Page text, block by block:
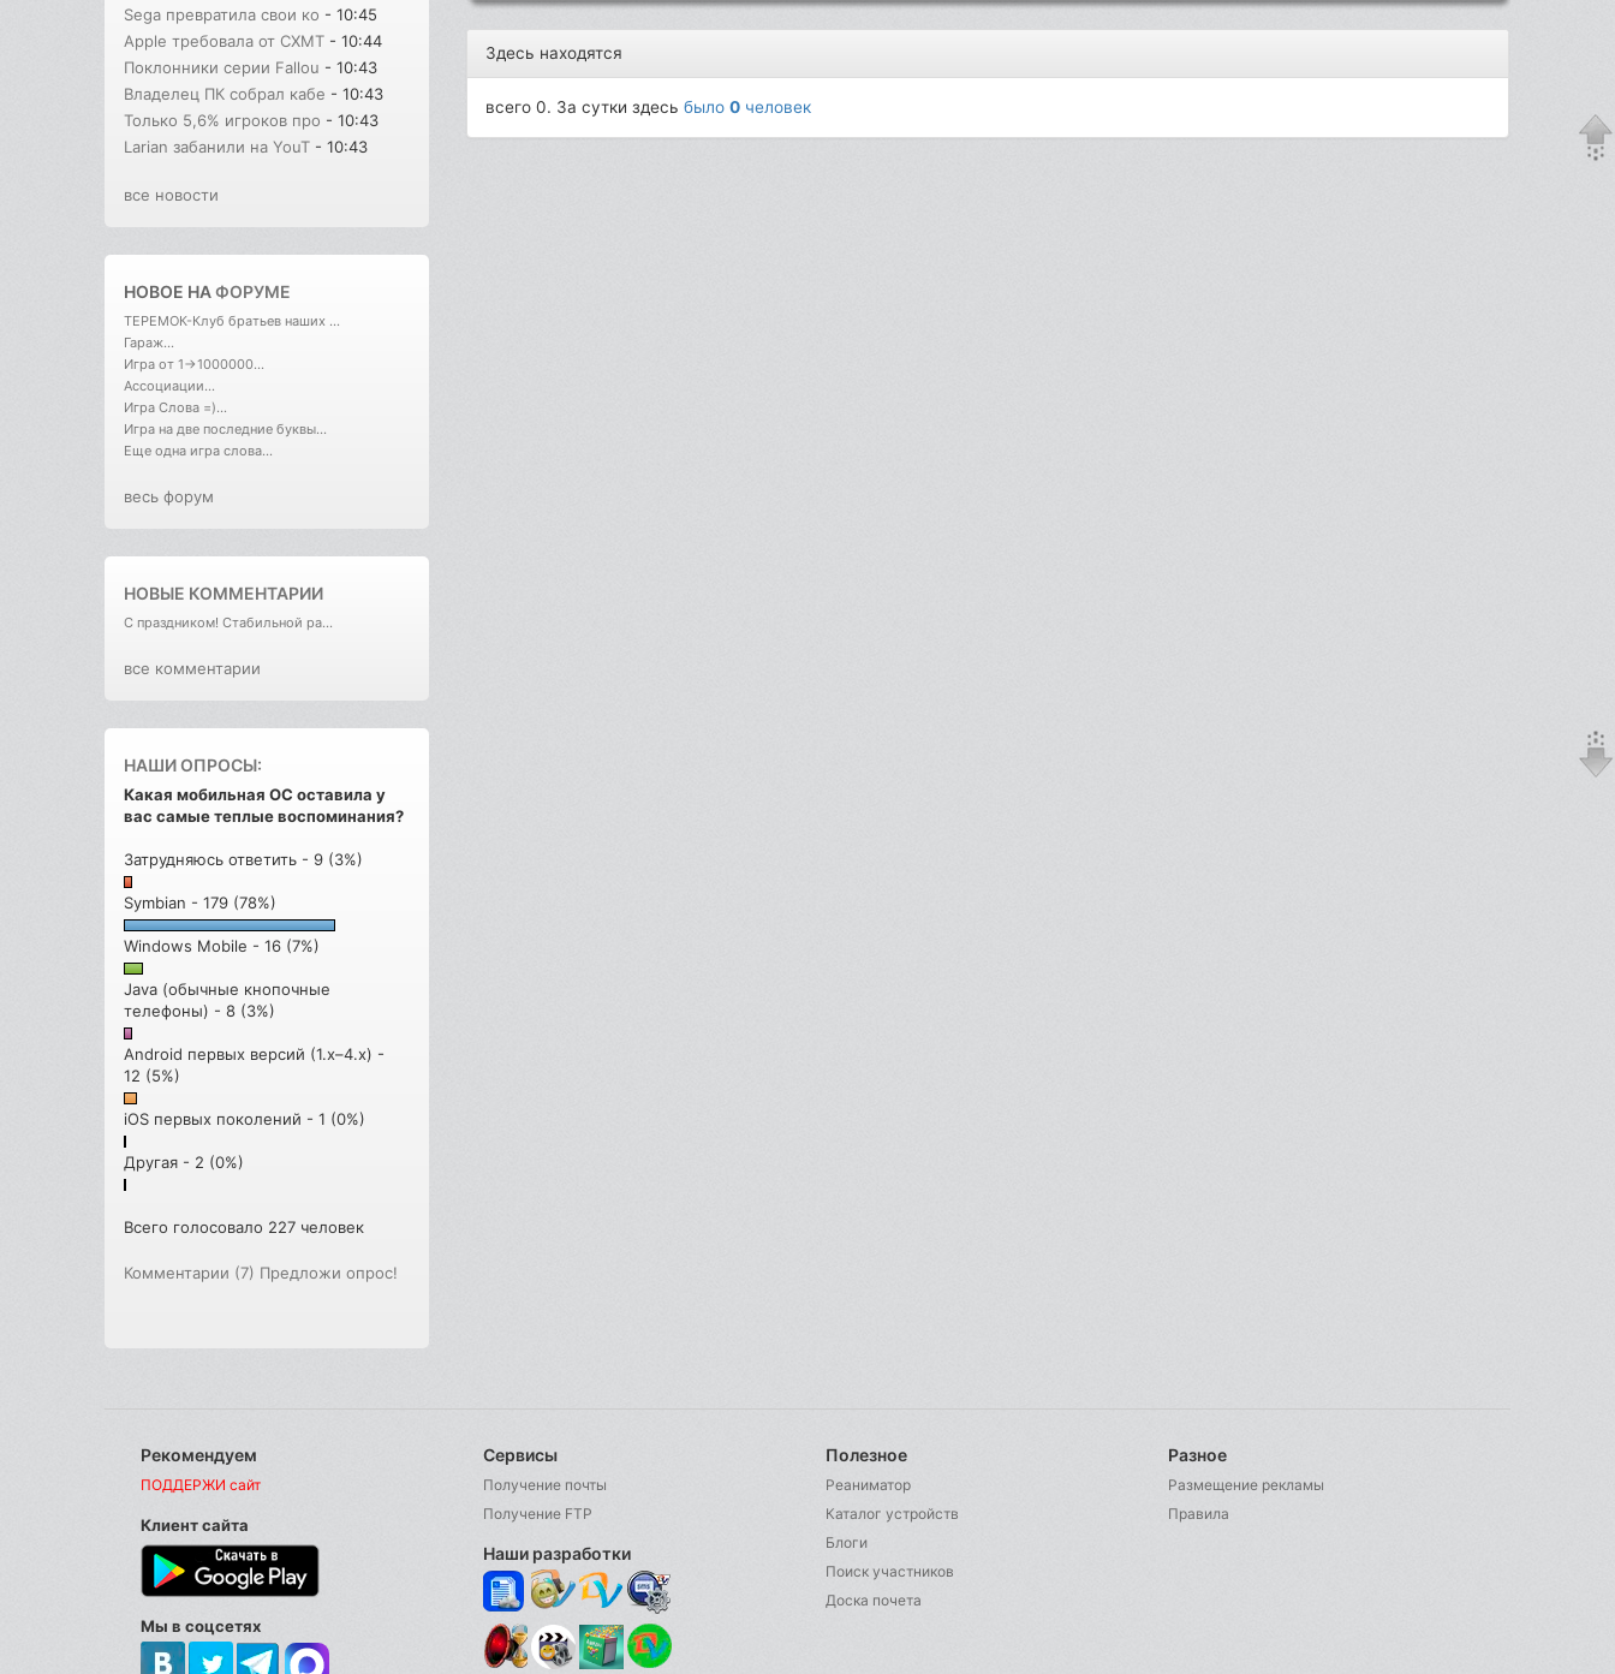
Sega превратила свои ко - 10:45
Apple требовала от CXMT - 10:44
Поклонники серии Fallou - 10:43
Владелец ПК собрал кабе - 10:43
Только 5,6% игроков про - 10:43
Larian забанили на YouT - 10:43
все новости
НОВОЕ НАФОРУМЕ
ТЕРЕМОК-Клуб братьев наших ...
Гараж...
Игра от 1->1000000...
Ассоциации...
Игра Слова =)...
Игра на две последние буквы...
Еще одна игра слова...
весь форум
НОВЫЕ КОММЕНТАРИИ
С праздником! Стабильной ра...
все комментарии
НАШИ ОПРОСЫ:
Какая мобильная ОС оставила у
вас самые теплые воспоминания?
Затрудняюсь ответить - 9 (3%)
Symbian - 179 (78%)
Windows Mobile - 16 (7%)
Java (обычные кнопочные
телефоны) - 8 (3%)
Android первых версий (1.x–4.x) -
12 (5%)
iOS первых поколений - 1 (0%)
Другая - 2 (0%)
Всего голосовало 227 человек
Комментарии (7) Предложи опрос!
Здесь находятся
всего 0. За сутки здесьбыло0 человек
Рекомендуем
ПОДДЕРЖИ сайт
Клиент сайта
Мы в соцсетях
Сервисы
Получение почты
Получение FTP
Наши разработки
Полезное
Реаниматор
Каталог устройств
Блоги
Поиск участников
Доска почета
Разное
Размещение рекламы
Правила